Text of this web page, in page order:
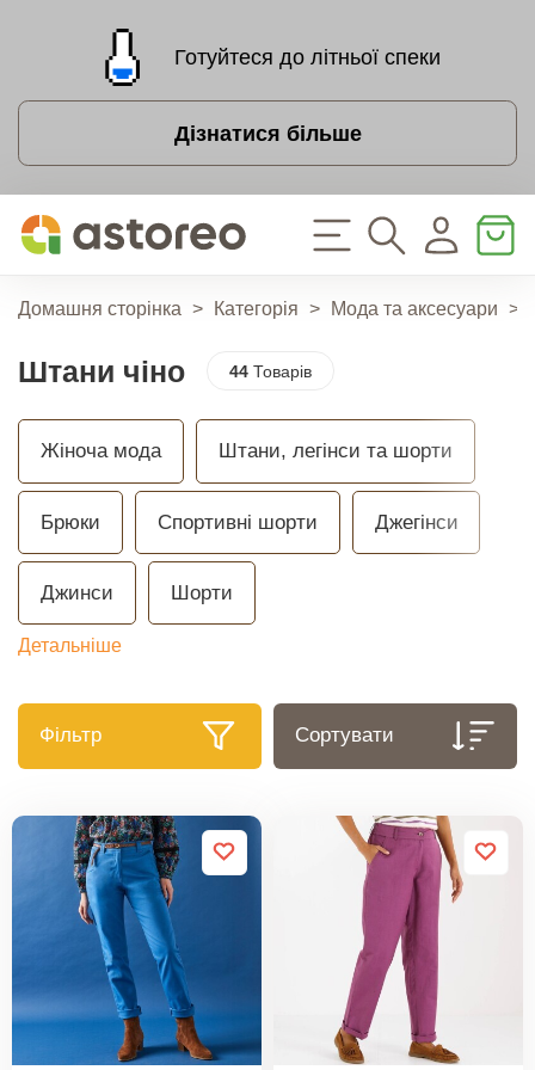
Готуйтеся до літньої спеки
Дізнатися більше
Домашня сторінка > Категорія > Мода та аксесуари >
Штани чіно 44Товарів
Жіноча мода Штани, легінси та шорти
Брюки Спортивні шорти Джегінси
Джинси Шорти
Детальніше
Фільтр Сортувати